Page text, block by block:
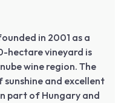
in 2001 as a
hectare vineyard is
wine region. The
and excellent
part of Hungary and